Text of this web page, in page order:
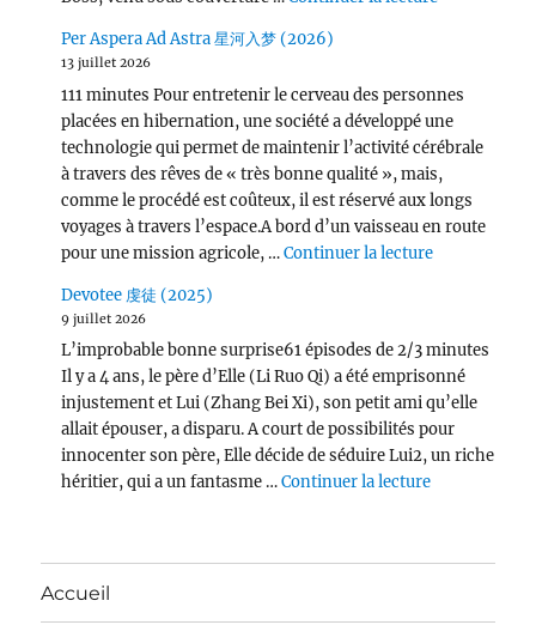
Per Aspera Ad Astra 星河入梦 (2026)
13 juillet 2026
111 minutes Pour entretenir le cerveau des personnes
placées en hibernation, une société a développé une
technologie qui permet de maintenir l’activité cérébrale
à travers des rêves de « très bonne qualité », mais,
comme le procédé est coûteux, il est réservé aux longs
voyages à travers l’espace.A bord d’un vaisseau en route
pour une mission agricole, …Continuer la lecturede « Per
Devotee 虔徒 (2025)
9 juillet 2026
L’improbable bonne surprise61 épisodes de 2/3 minutes
Il y a 4 ans, le père d’Elle (Li Ruo Qi) a été emprisonné
injustement et Lui (Zhang Bei Xi), son petit ami qu’elle
allait épouser, a disparu. A court de possibilités pour
innocenter son père, Elle décide de séduire Lui2, un riche
héritier, qui a un fantasme …Continuer la lecturede « Devotee
Accueil